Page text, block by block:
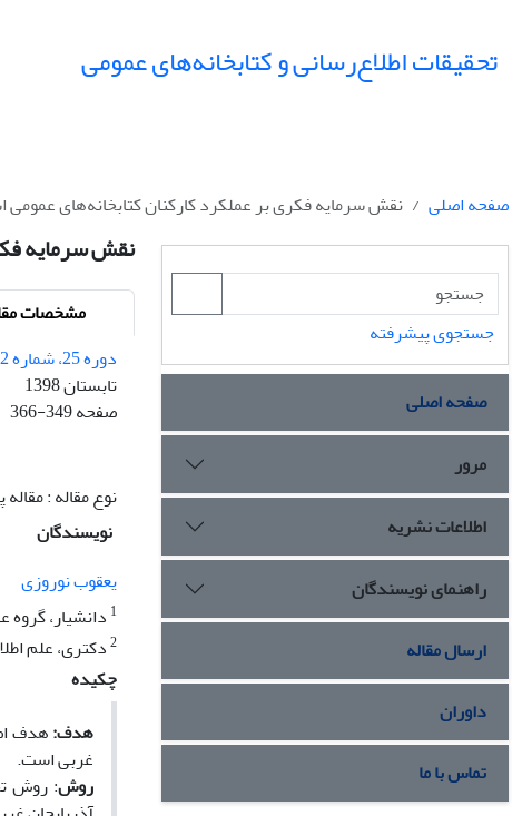
تحقیقات اطلاع‌رسانی و کتابخانه‌های عمومی
صفحه اصلی نقش سرمایه فکری بر عملکرد کارکنان کتابخانه‌های عمومی
نقش سرمایه
مشخصات
دوره 25، شماره 2
تابستان 1398
صفحه366-349
نوع مقاله :
نویسندگان
یعقوب نوروزی
1 دانشیار،
2دکتری، علم
چکیده
هدف:هدف
غربی است.
روش­
جستجوی پیشرفته
صفحه اصلی
مرور
اطلاعات نشریه
راهنمای نویسندگان
ارسال مقاله
داوران
تماس با ما